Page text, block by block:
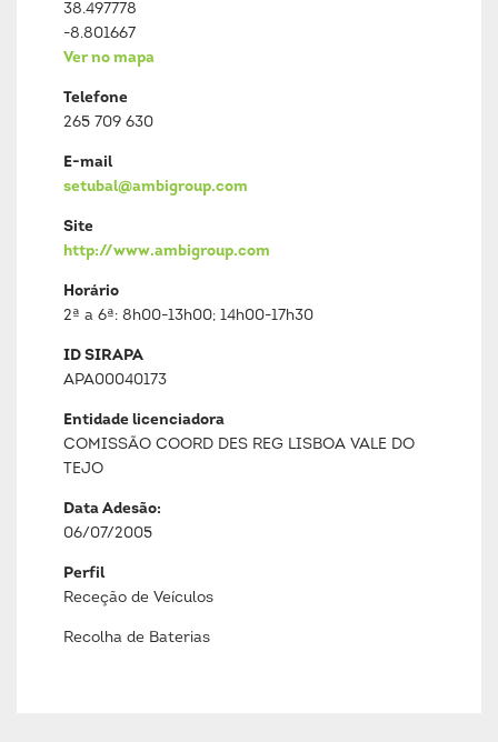
38.497778
-8.801667
Ver no mapa
Telefone
265 709 630
E-mail
setubal@ambigroup.com
Site
http://www.ambigroup.com
Horário
2ª a 6ª: 8h00-13h00; 14h00-17h30
ID SIRAPA
APA00040173
Entidade licenciadora
COMISSÃO COORD DES REG LISBOA VALE DO
TEJO
Data Adesão:
06/07/2005
Perfil
Receção de Veículos
Recolha de Baterias